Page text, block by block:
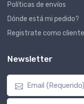
Políticas de envíos
Dónde está mi pedido?
Registrate como cliente
Newsletter